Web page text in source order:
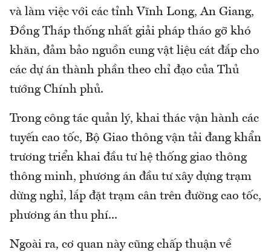
và làm việc với các tỉnh Vĩnh Long, An Giang,
Đồng Tháp thống nhất giải pháp tháo gỡ khó
khăn, đảm bảo nguồn cung vật liệu cát đắp cho
các dự án thành phần theo chỉ đạo của Thủ
tướng Chính phủ.
Trong công tác quản lý, khai thác vận hành các
tuyến cao tốc, Bộ Giao thông vận tải đang khẩn
trương triển khai đầu tư hệ thống giao thông
thông minh, phương án đầu tư xây dựng trạm
dừng nghỉ, lắp đặt trạm cân trên đường cao tốc,
phương án thu phí...
Ngoài ra, cơ quan này cũng chấp thuận về